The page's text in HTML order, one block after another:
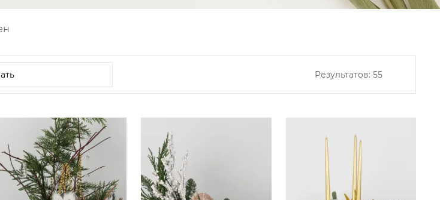
Результатов: 55